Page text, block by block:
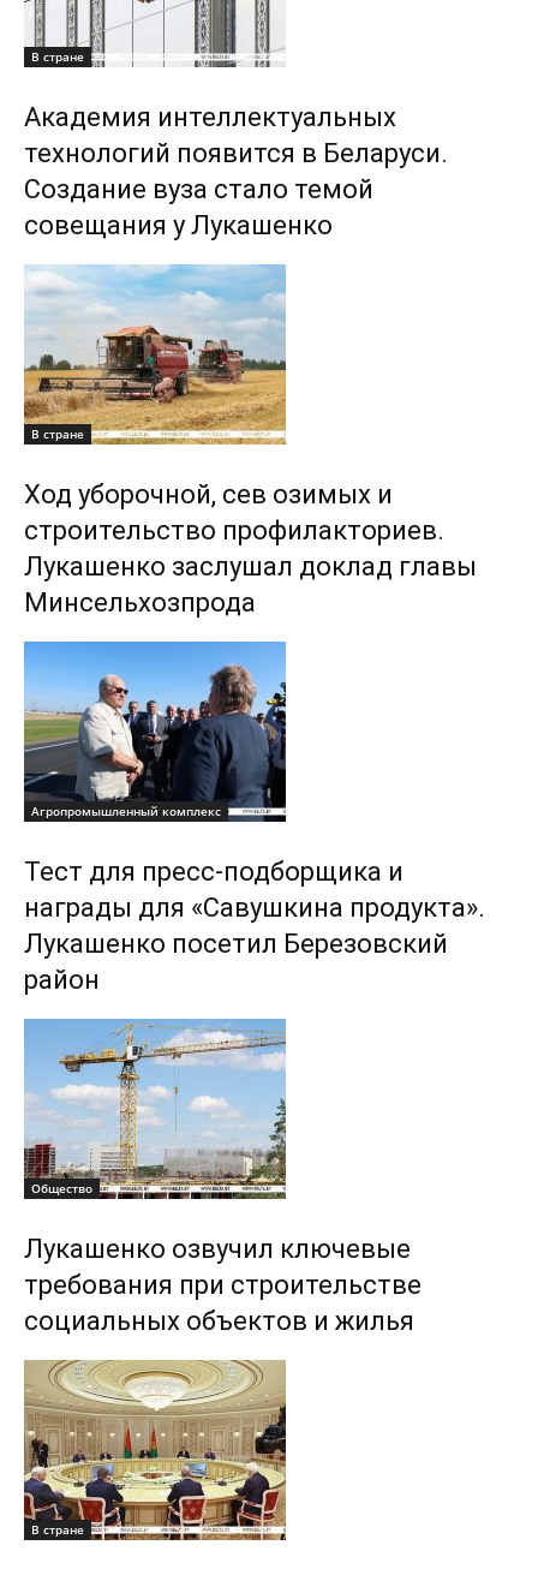
В стране
Академия интеллектуальных
технологий появится в Беларуси.
Создание вуза стало темой
совещания у Лукашенко
В стране
Ход уборочной, сев озимых и
строительство профилакториев.
Лукашенко заслушал доклад главы
Минсельхозпрода
Агропромышленный комплекс
Тест для пресс-подборщика и
награды для «Савушкина продукта».
Лукашенко посетил Березовский
район
Общество
Лукашенко озвучил ключевые
требования при строительстве
социальных объектов и жилья
В стране